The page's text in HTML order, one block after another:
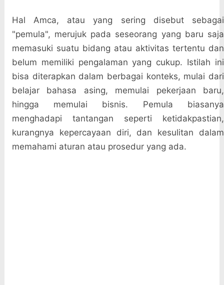
Hal Amca, atau yang sering disebut sebagai
"pemula", merujuk pada seseorang yang baru saja
memasuki suatu bidang atau aktivitas tertentu dan
belum memiliki pengalaman yang cukup. Istilah ini
bisa diterapkan dalam berbagai konteks, mulai dari
belajar bahasa asing, memulai pekerjaan baru,
hingga memulai bisnis. Pemula biasanya
menghadapi tantangan seperti ketidakpastian,
kurangnya kepercayaan diri, dan kesulitan dalam
memahami aturan atau prosedur yang ada.